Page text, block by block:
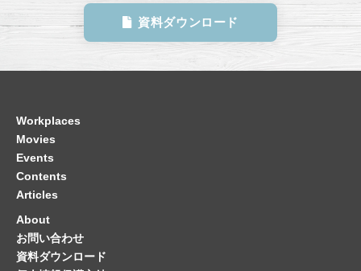
業種：断熱パネルの生産及び施工を通じ、低温空間や清浄空
人数規模：約20名（200㎡（約60坪）
竣工時期：2023年5月
ビル情報：埼玉県さいたま市大宮区桜木町
理